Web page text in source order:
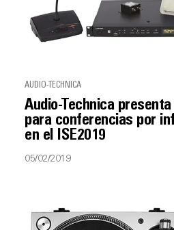
AUDIO-TECHNICA
Audio-Technica
para conferencias por
en el ISE2019
05/02/2019